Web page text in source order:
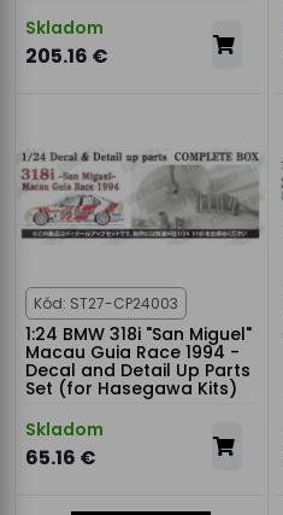
Skladom
205.16 €
Kód: ST27-CP24003
1:24 BMW 318i "San Miguel"
Macau Guia Race 1994 -
Decal and Detail Up Parts
Set (for Hasegawa Kits)
Skladom
65.16 €